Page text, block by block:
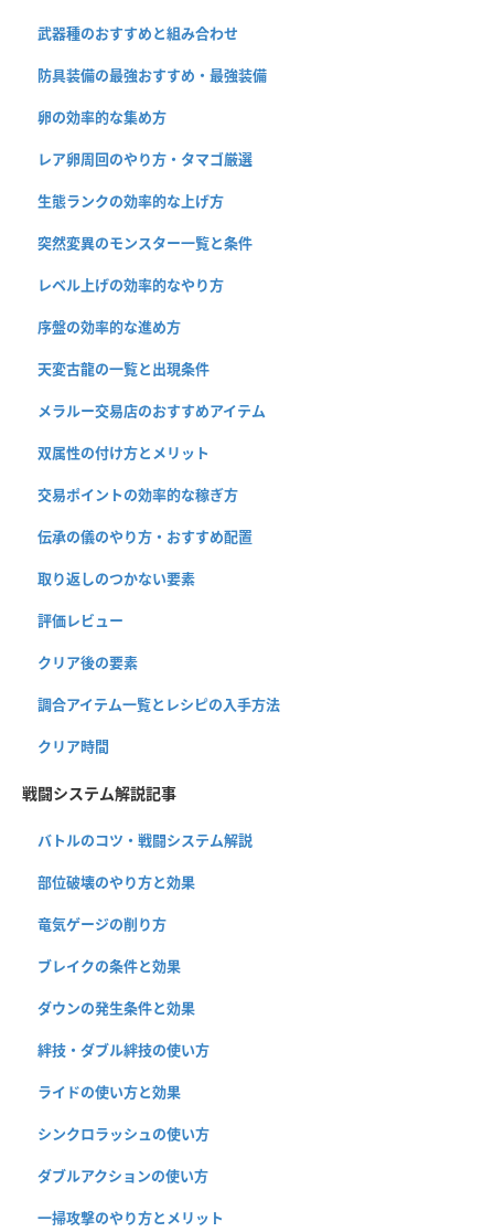
武器種のおすすめと組み合わせ
防具装備の最強おすすめ・最強装備
卵の効率的な集め方
レア卵周回のやり方・タマゴ厳選
生態ランクの効率的な上げ方
突然変異のモンスター一覧と条件
レベル上げの効率的なやり方
序盤の効率的な進め方
天変古龍の一覧と出現条件
メラルー交易店のおすすめアイテム
双属性の付け方とメリット
交易ポイントの効率的な稼ぎ方
伝承の儀のやり方・おすすめ配置
取り返しのつかない要素
評価レビュー
クリア後の要素
調合アイテム一覧とレシピの入手方法
クリア時間
戦闘システム解説記事
バトルのコツ・戦闘システム解説
部位破壊のやり方と効果
竜気ゲージの削り方
ブレイクの条件と効果
ダウンの発生条件と効果
絆技・ダブル絆技の使い方
ライドの使い方と効果
シンクロラッシュの使い方
ダブルアクションの使い方
一掃攻撃のやり方とメリット